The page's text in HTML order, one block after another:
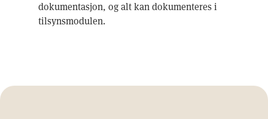
dokumentasjon, og alt kan dokumenteres i
tilsynsmodulen.